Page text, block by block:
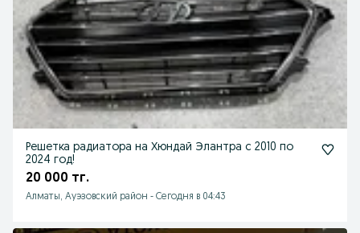
Решетка радиатора на Хюндай Элантра с 2010 по
2024 год!
20 000 тг.
Алматы, Ауэзовский район - Сегодня в 04:43